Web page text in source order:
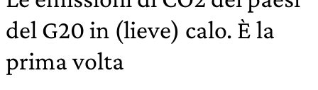
del G20 in (lieve) calo. È la
prima volta